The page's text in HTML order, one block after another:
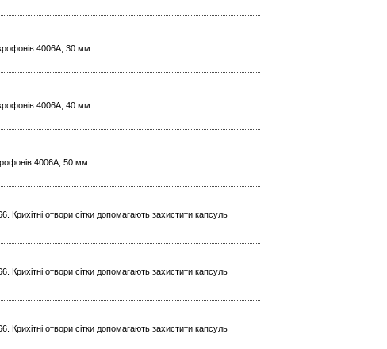
4006A, 30 мм.
4006A, 40 мм.
4006A, 50 мм.
Крихітні отвори сітки допомагають захистити капсуль
Крихітні отвори сітки допомагають захистити капсуль
Крихітні отвори сітки допомагають захистити капсуль